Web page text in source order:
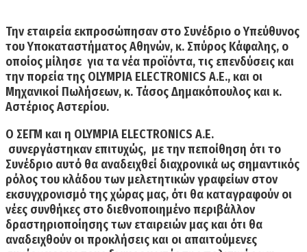
Την εταιρεία εκπροσώπησαν στο Συνέδριο ο Υπεύθυνος
του Υποκαταστήματος Αθηνών, κ. Σπύρος Κάφαλης, ο
οποίος μίλησε για τα νέα προϊόντα, τις επενδύσεις και
την πορεία της OLYMPIA ELECTRONICS A.E., και οι
Μηχανικοί Πωλήσεων, κ. Τάσος Δημακόπουλος και κ.
Αστέριος Αστερίου.
Ο ΣΕΓΜ και η OLYMPIA ELECTRONICS A.E.
συνεργάστηκαν επιτυχώς, με την πεποίθηση ότι το
Συνέδριο αυτό θα αναδειχθεί διαχρονικά ως σημαντικός
ρόλος του κλάδου των μελετητικών γραφείων στον
εκσυγχρονισμό της χώρας μας, ότι θα καταγραφούν οι
νέες συνθήκες στο διεθνοποιημένο περιβάλλον
δραστηριοποίησης των εταιρειών μας και ότι θα
αναδειχθούν οι προκλήσεις και οι απαιτούμενες